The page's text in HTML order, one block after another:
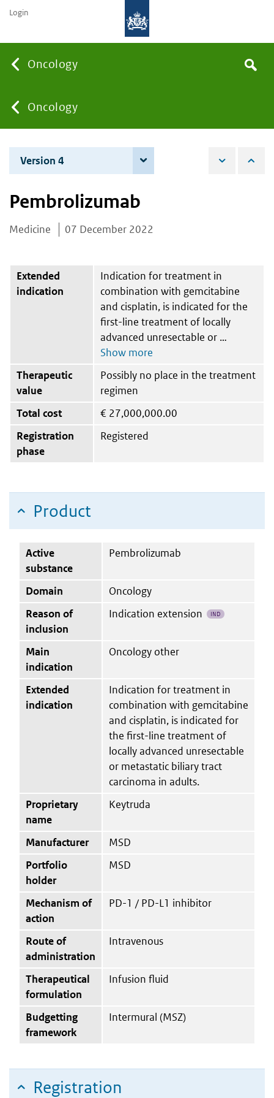
Oncology
You
are
here:
Oncology
the
Search
Login
Version 4
Pembrolizumab
Medicine 07 December 2022
Extended
indication
Indication for treatment in
combination with gemcitabine
and cisplatin, is indicated for the
first-line treatment of locally
advanced unresectable or
Therapeutic
value
Possibly no place in the treatment
regimen
Total cost
€ 27,000,000.00
Registration
phase
Registered
Product
Active
substance
Pembrolizumab
Domain
Oncology
Reason of
inclusion
Indication extension IND
Main
indication
Oncology other
Extended
indication
Indication for treatment in
combination with gemcitabine
and cisplatin, is indicated for
the first-line treatment of
locally advanced unresectable
or metastatic biliary tract
carcinoma in adults.
Proprietary
name
Keytruda
Manufacturer
MSD
Portfolio
holder
MSD
Mechanism of
action
PD-1 / PD-L1 inhibitor
Route of
administration
Intravenous
Therapeutical
formulation
Infusion fluid
Budgetting
framework
Intermural (MSZ)
Registration